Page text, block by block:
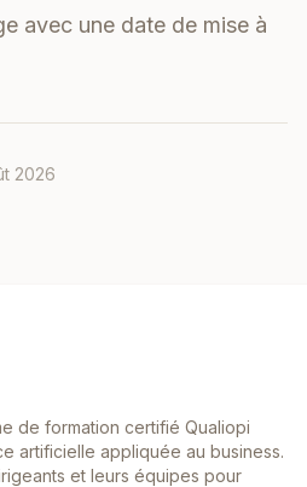
avec une date de mise à
2026
de formation certifié Qualiopi
artificielle appliquée au business.
et leurs équipes pour